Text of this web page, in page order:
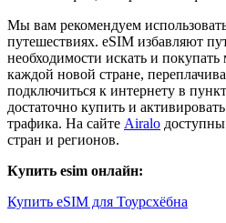
Мы вам рекомендуем
путешествиях. eSIM избавляют
необходимости искать и
каждой новой стране,
подключиться к интернету в
достаточно купить и
трафика. На сайте Airalo
стран и регионов.
Купить esim онлайн:
Купить eSIM для Тоурсхёбна